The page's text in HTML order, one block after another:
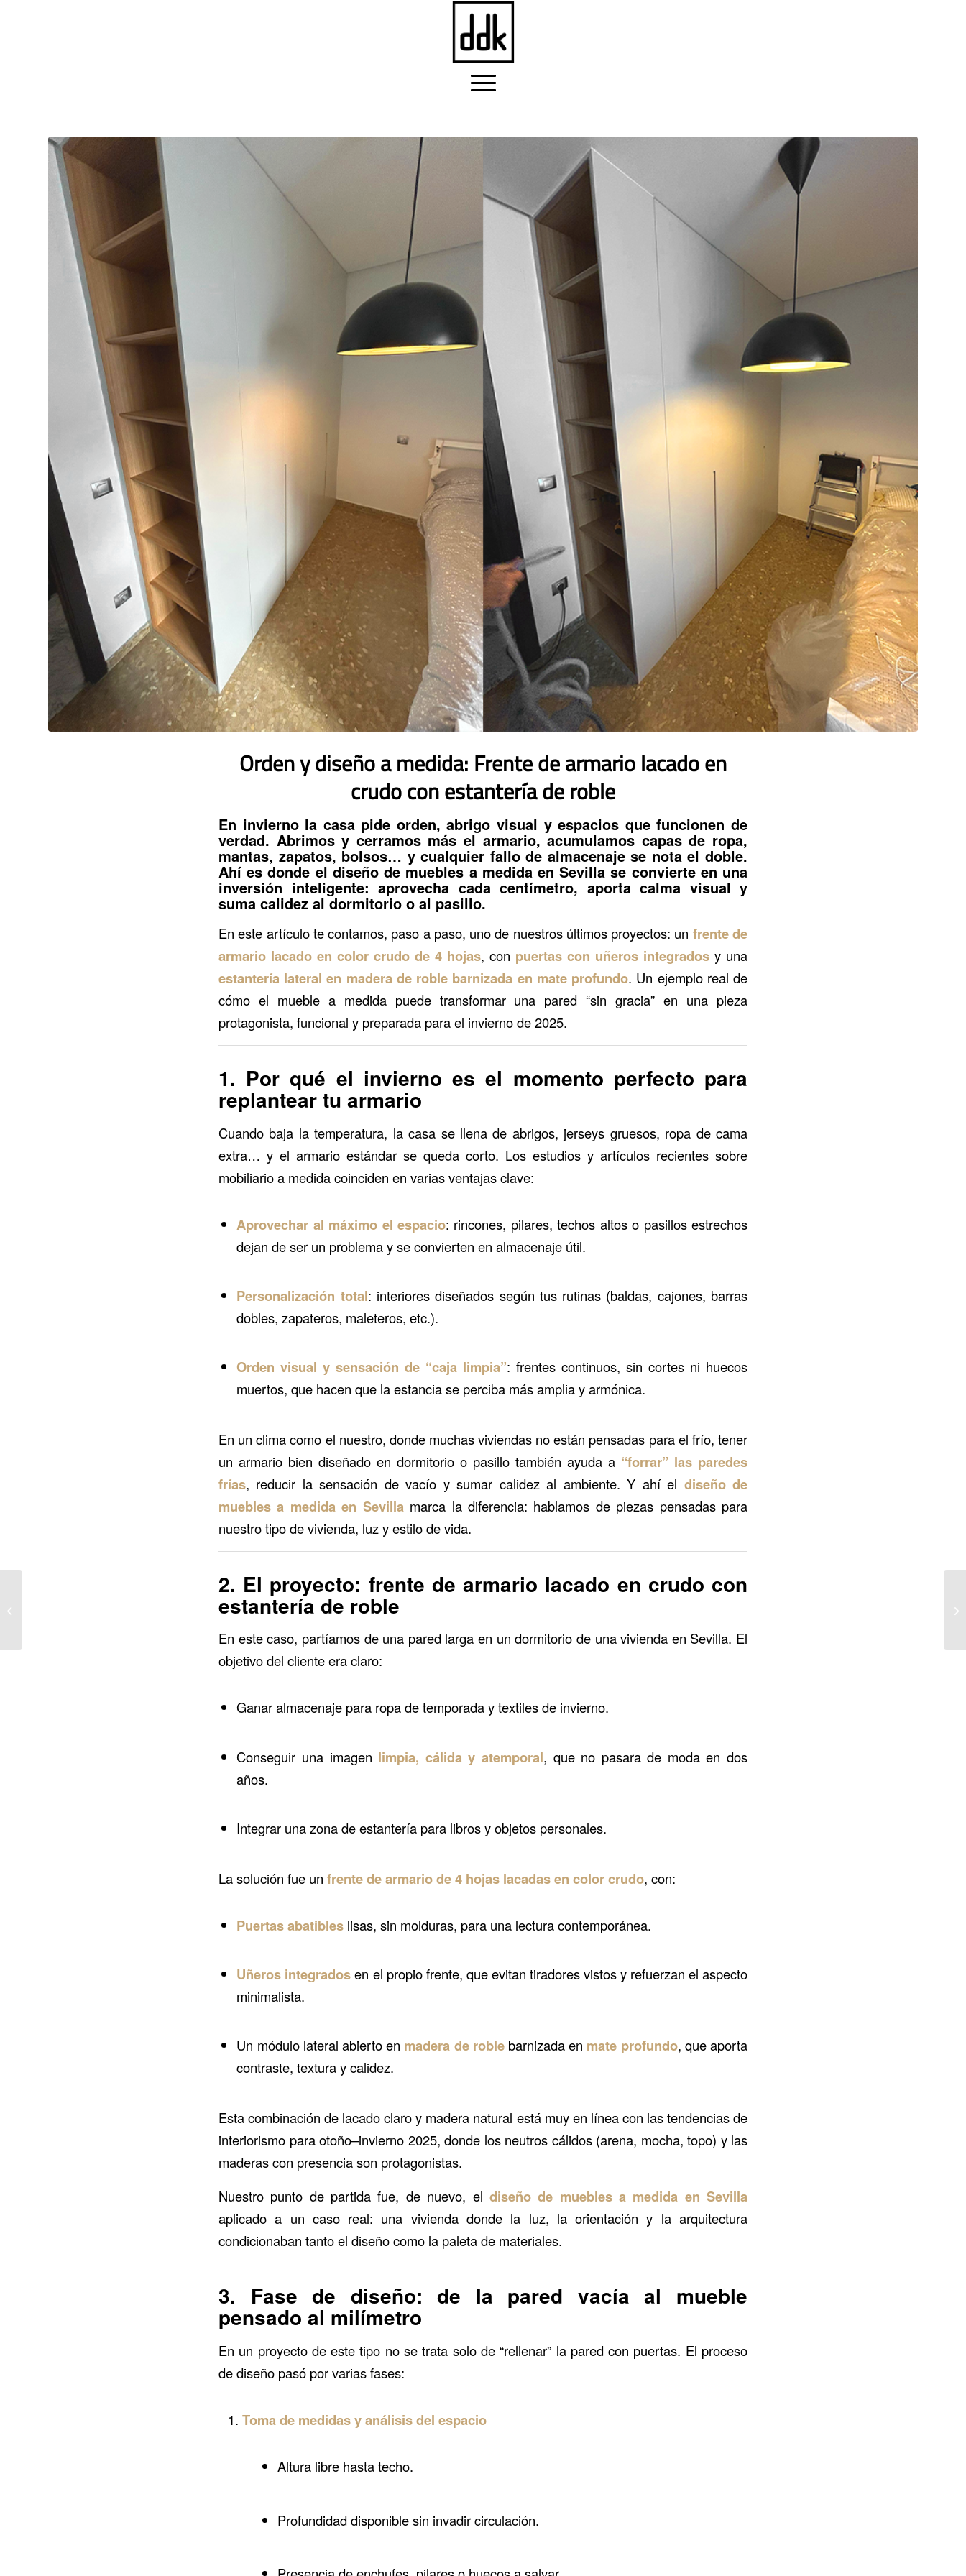
Orden y diseño a medida: Frente de armario lacado en
crudo con estantería de roble
En invierno la casa pide orden, abrigo visual y espacios que funcionen de
verdad. Abrimos y cerramos más el armario, acumulamos capas de ropa,
mantas, zapatos, bolsos… y cualquier fallo de almacenaje se nota el doble.
Ahí es donde el diseño de muebles a medida en Sevilla se convierte en una
inversión inteligente: aprovecha cada centímetro, aporta calma visual y
suma calidez al dormitorio o al pasillo.
En este artículo te contamos, paso a paso, uno de nuestros últimos proyectos: un frente de
armario lacado en color crudo de 4 hojas, con puertas con uñeros integrados y una
estantería lateral en madera de roble barnizada en mate profundo. Un ejemplo real de
cómo el mueble a medida puede transformar una pared “sin gracia” en una pieza
protagonista, funcional y preparada para el invierno de 2025.
1. Por qué el invierno es el momento perfecto para
replantear tu armario
Cuando baja la temperatura, la casa se llena de abrigos, jerseys gruesos, ropa de cama
extra… y el armario estándar se queda corto. Los estudios y artículos recientes sobre
mobiliario a medida coinciden en varias ventajas clave:
Aprovechar al máximo el espacio: rincones, pilares, techos altos o pasillos estrechos
dejan de ser un problema y se convierten en almacenaje útil.
Personalización total: interiores diseñados según tus rutinas (baldas, cajones, barras
dobles, zapateros, maleteros, etc.).
Orden visual y sensación de “caja limpia”: frentes continuos, sin cortes ni huecos
muertos, que hacen que la estancia se perciba más amplia y armónica.
En un clima como el nuestro, donde muchas viviendas no están pensadas para el frío, tener
un armario bien diseñado en dormitorio o pasillo también ayuda a “forrar” las paredes
frías, reducir la sensación de vacío y sumar calidez al ambiente. Y ahí el diseño de
muebles a medida en Sevilla marca la diferencia: hablamos de piezas pensadas para
nuestro tipo de vivienda, luz y estilo de vida.
2. El proyecto: frente de armario lacado en crudo con
estantería de roble
En este caso, partíamos de una pared larga en un dormitorio de una vivienda en Sevilla. El
objetivo del cliente era claro:
Ganar almacenaje para ropa de temporada y textiles de invierno.
Conseguir una imagen limpia, cálida y atemporal, que no pasara de moda en dos
años.
Integrar una zona de estantería para libros y objetos personales.
La solución fue un frente de armario de 4 hojas lacadas en color crudo, con:
Puertas abatibles lisas, sin molduras, para una lectura contemporánea.
Uñeros integradosen el propio frente, que evitan tiradores vistos y refuerzan el aspecto
minimalista.
Un módulo lateral abierto en madera de roblebarnizada en mate profundo, que aporta
contraste, textura y calidez.
Esta combinación de lacado claro y madera natural está muy en línea con las tendencias de
interiorismo para otoño–invierno 2025, donde los neutros cálidos (arena, mocha, topo) y las
maderas con presencia son protagonistas.
Nuestro punto de partida fue, de nuevo, el diseño de muebles a medida en Sevilla
aplicado a un caso real: una vivienda donde la luz, la orientación y la arquitectura
condicionaban tanto el diseño como la paleta de materiales.
3. Fase de diseño: de la pared vacía al mueble
pensado al milímetro
En un proyecto de este tipo no se trata solo de “rellenar” la pared con puertas. El proceso
de diseño pasó por varias fases:
Toma de medidas y análisis del espacio
Altura libre hasta techo.
Profundidad disponible sin invadir circulación.